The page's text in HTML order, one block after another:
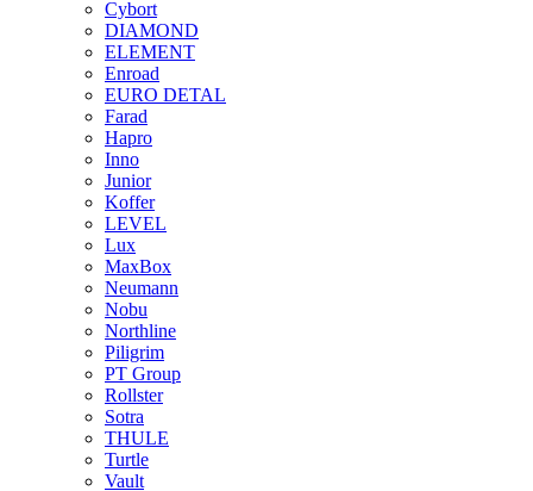
Cybort
DIAMOND
ELEMENT
Enroad
EURO DETAL
Farad
Hapro
Inno
Junior
Koffer
LEVEL
Lux
MaxBox
Neumann
Nobu
Northline
Piligrim
PT Group
Rollster
Sotra
THULE
Turtle
Vault